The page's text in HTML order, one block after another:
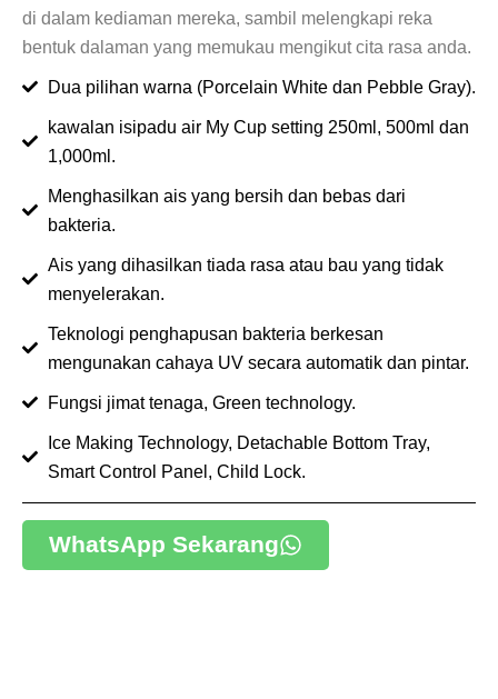
di dalam kediaman mereka, sambil melengkapi reka
bentuk dalaman yang memukau mengikut cita rasa anda.
Dua pilihan warna (Porcelain White dan Pebble Gray).
kawalan isipadu air My Cup setting 250ml, 500ml dan
1,000ml.
Menghasilkan ais yang bersih dan bebas dari
bakteria.
Ais yang dihasilkan tiada rasa atau bau yang tidak
menyelerakan.
Teknologi penghapusan bakteria berkesan
mengunakan cahaya UV secara automatik dan pintar.
Fungsi jimat tenaga, Green technology.
Ice Making Technology, Detachable Bottom Tray,
Smart Control Panel, Child Lock.
WhatsApp Sekarang